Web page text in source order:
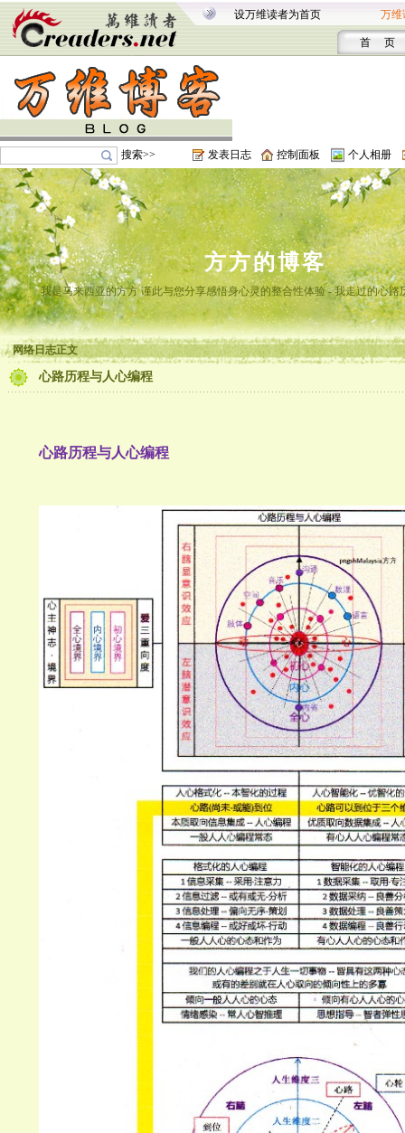
设万维读者为首页 万维
首 页
搜索>> 发表日志 控制面板 个人相册
方方的博客
我是马来西亚的方方 谨此与您分享感悟身心灵的整合性体验 - 我走过的心路
网络日志正文
心路历程与人心编程
心路历程与人心编程